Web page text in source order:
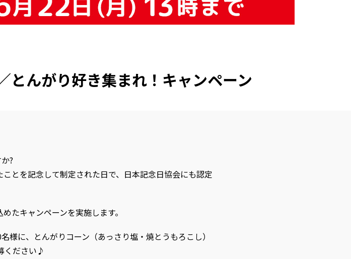
んがり好き集まれ！キャンペーン
?
とを記念して制定された日で、日本記念日協会にも認定
たキャンペーンを実施します。
様に、とんがりコーン（あっさり塩・焼とうもろこし）
ください♪